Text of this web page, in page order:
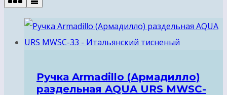
Ручка Armadillo (Армадилло)
раздельная AQUA URS MWSC-